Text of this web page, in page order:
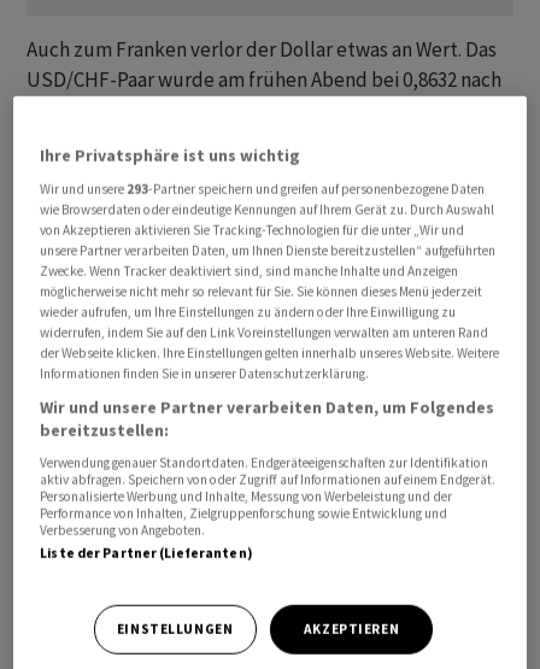
Auch zum Franken verlor der Dollar etwas an Wert. Das
USD/CHF-Paar wurde am frühen Abend bei 0,8632 nach
Konjunkturdaten sendeten am Vormittag erneut trübe
Signale, belasteten den Euro aber nicht. Das Geld- und
Kreditwachstum in der Eurozone schwächte sich Zahlen
der Europäischen Zentralbank zufolge weiter ab. Die
eng gefasste Geldmenge M1, die als
Konjunkturbarometer gilt, sank sogar kräftig. "Die EZB
wäre gut beraten, nach dem morgigen Zinsschritt
zunächst eine Pause im Zyklus einzulegen",
kommentierte Ralf Umlauf von der Landesbank
Hessen-Thüringen. Die in den USA im Juni gesunkenen
Verkäufe neuer Häuser bewegten den Markt kaum.
Am Abend richtet sich die Aufmerksamkeit zunehmend
Notenbank Federal Reserve über ihren Kurs. Alles
andere als eine Zinsanhebung wäre eine Überraschung.
Ihre Privatsphäre ist uns wichtig
Wir und unsere 293-Partner speichern und greifen auf personenbezogene Daten
wie Browserdaten oder eindeutige Kennungen auf Ihrem Gerät zu. Durch Auswahl
von Akzeptieren aktivieren Sie Tracking-Technologien für die unter „Wir und
unsere Partner verarbeiten Daten, um Ihnen Dienste bereitzustellen“ aufgeführten
Zwecke. Wenn Tracker deaktiviert sind, sind manche Inhalte und Anzeigen
möglicherweise nicht mehr so relevant für Sie. Sie können dieses Menü jederzeit
wieder aufrufen, um Ihre Einstellungen zu ändern oder Ihre Einwilligung zu
widerrufen, indem Sie auf den Link Voreinstellungen verwalten am unteren Rand
der Webseite klicken. Ihre Einstellungen gelten innerhalb unseres Website. Weitere
Informationen finden Sie in unserer Datenschutzerklärung.
Wir und unsere Partner verarbeiten Daten, um Folgendes
bereitzustellen:
Verwendung genauer Standortdaten. Endgeräteeigenschaften zur Identifikation
aktiv abfragen. Speichern von oder Zugriff auf Informationen auf einem Endgerät.
Personalisierte Werbung und Inhalte, Messung von Werbeleistung und der
Performance von Inhalten, Zielgruppenforschung sowie Entwicklung und
Verbesserung von Angeboten.
Liste der Partner (Lieferanten)
EINSTELLUNGEN AKZEPTIEREN